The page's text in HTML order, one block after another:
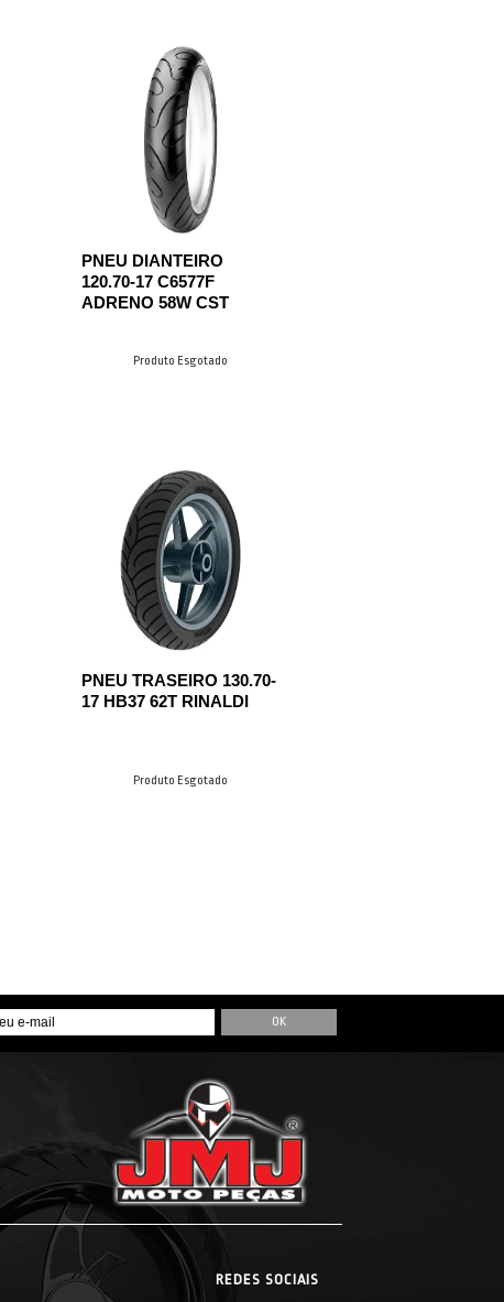
PNEU DIANTEIRO
120.70-17 C6577F
ADRENO 58W CST
Produto Esgotado
PNEU TRASEIRO 130.70-
17 HB37 62T RINALDI
Produto Esgotado
REDES SOCIAIS